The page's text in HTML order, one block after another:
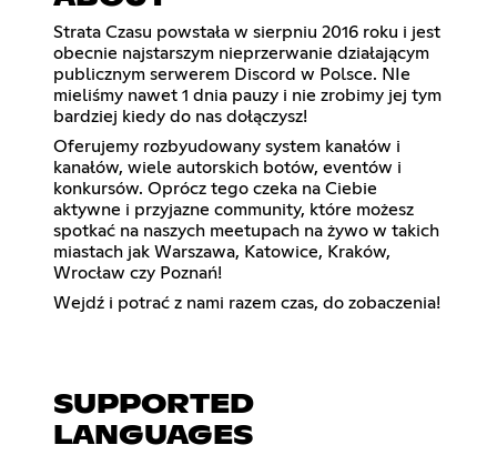
Strata Czasu powstała w sierpniu 2016 roku i jest
obecnie najstarszym nieprzerwanie działającym
publicznym serwerem Discord w Polsce. NIe
mieliśmy nawet 1 dnia pauzy i nie zrobimy jej tym
bardziej kiedy do nas dołączysz!
Oferujemy rozbyudowany system kanałów i
kanałów, wiele autorskich botów, eventów i
konkursów. Oprócz tego czeka na Ciebie
aktywne i przyjazne community, które możesz
spotkać na naszych meetupach na żywo w takich
miastach jak Warszawa, Katowice, Kraków,
Wrocław czy Poznań!
Wejdź i potrać z nami razem czas, do zobaczenia!
SUPPORTED
LANGUAGES